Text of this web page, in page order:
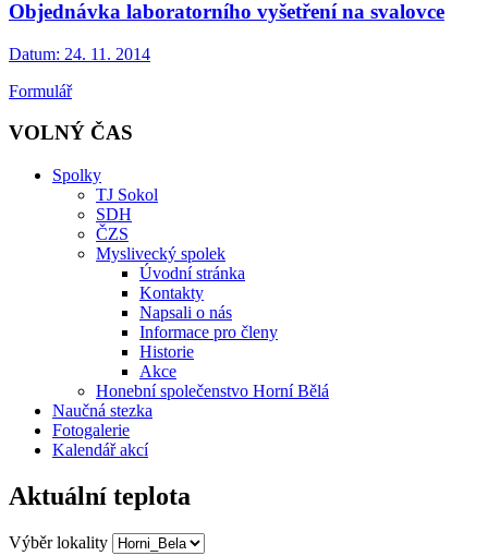
Objednávka laboratorního vyšetření na svalovce
Datum: 24. 11. 2014
Formulář
VOLNÝ ČAS
Spolky
TJ Sokol
SDH
ČZS
Myslivecký spolek
Úvodní stránka
Kontakty
Napsali o nás
Informace pro členy
Historie
Akce
Honební společenstvo Horní Bělá
Naučná stezka
Fotogalerie
Kalendář akcí
Aktuální teplota
Výběr lokality